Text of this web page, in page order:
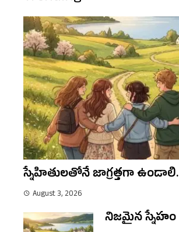
స్నేహితులతోనే జాగ్రత్తగా ఉండాలి.
August 3, 2026
నిజమైన స్నేహం